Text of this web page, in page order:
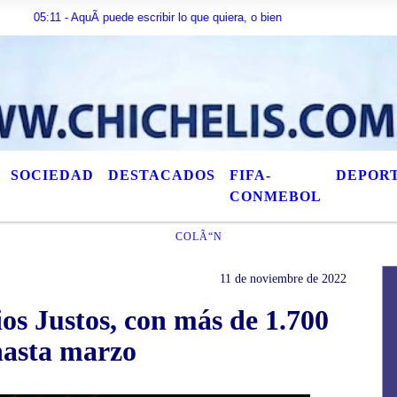
- AquÃ­ puede escribir lo que quiera, o bien puede mostrar los Ãºltimos
SOCIEDAD DESTACADOS
FIFA-
CONMEBOL
COLÃ“N
11 de noviembre de 2022
Justos, con más de 1.700
marzo